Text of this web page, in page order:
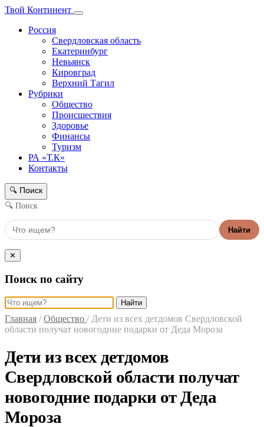
Твой Континент
Россия
Свердловская область
Екатеринбург
Невьянск
Кировград
Верхний Тагил
Рубрики
Общество
Происшествия
Здоровье
Финансы
Туризм
РА «Т.К»
Контакты
🔍 Поиск
🔍 Поиск
Найти
✕
Поиск по сайту
Найти
Главная / Общество / Дети из всех детдомов Свердловской
области получат новогодние подарки от Деда Мороза
Дети из всех детдомов
Свердловской области получат
новогодние подарки от Деда
Мороза